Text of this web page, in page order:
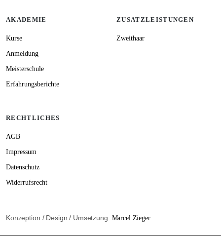
AKADEMIE
Kurse
Anmeldung
Meisterschule
Erfahrungsberichte
ZUSATZLEISTUNGEN
Zweithaar
RECHTLICHES
AGB
Impressum
Datenschutz
Widerrufsrecht
Konzeption / Design / Umsetzung Marcel Zieger